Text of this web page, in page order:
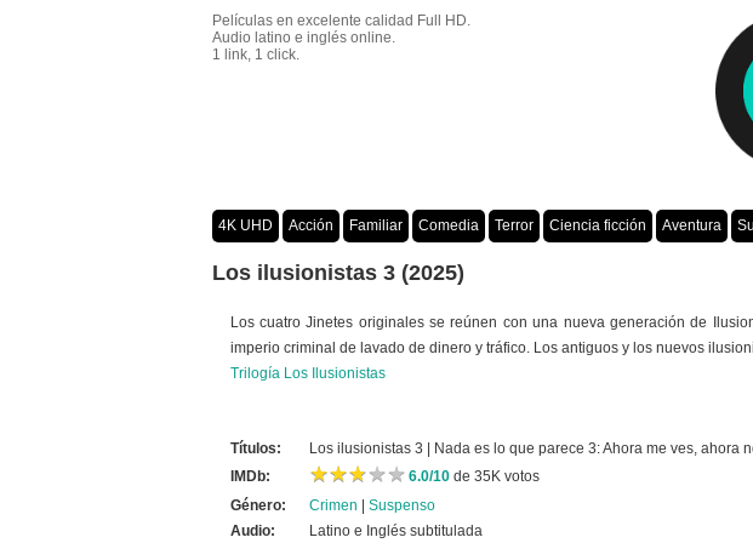
Películas en excelente calidad Full HD.
Audio latino e inglés online.
1 link, 1 click.
4K UHD Acción Familiar Comedia Terror Ciencia ficción Aventura
Los ilusionistas 3 (2025)
Los cuatro Jinetes originales se reúnen con una nueva generación de
imperio criminal de lavado de dinero y tráfico. Los antiguos y los nuevos
Trilogía Los Ilusionistas
Títulos:
Los ilusionistas 3 | Nada es lo que parece 3: Ahora me ves, ahora
IMDb:
★★★★★
★★★★★ 6.0/10de 35K votos
Género:
Crimen
Suspenso
Audio:
Latino e Inglés subtitulada